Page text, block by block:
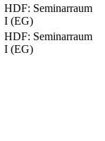
HDF: Seminarraum
I (EG)
HDF: Seminarraum
I (EG)